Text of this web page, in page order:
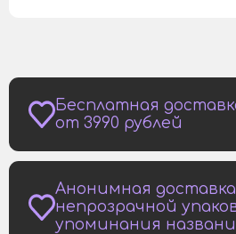
Бесплатная
от 3990 рублей
Анонимная
непрозрачной
упоминания